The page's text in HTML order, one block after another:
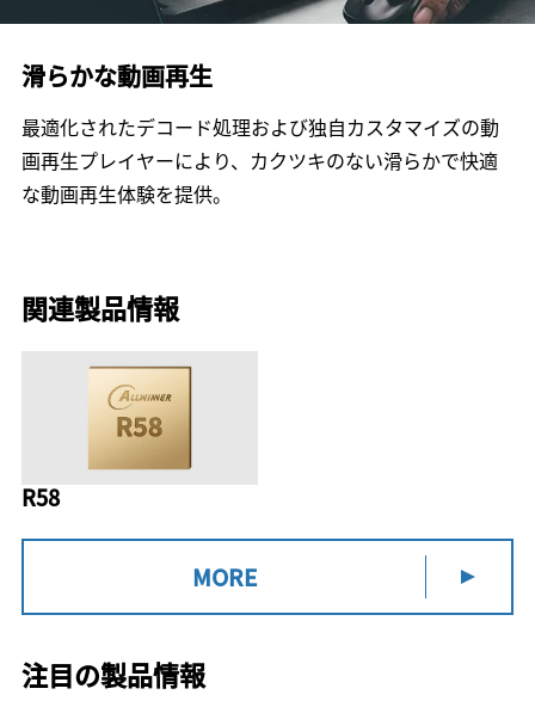
滑らかな動画再生
最適化されたデコード処理および独自カスタマイズの動
画再生プレイヤーにより、カクツキのない滑らかで快適
な動画再生体験を提供。
関連製品情報
R58
MORE
注目の製品情報